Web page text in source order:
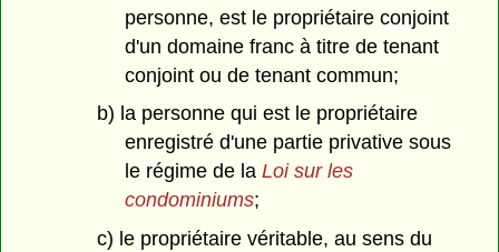
personne, est le propriétaire conjoint
d'un domaine franc à titre de tenant
conjoint ou de tenant commun;
b) la personne qui est le propriétaire
enregistré d'une partie privative sous
le régime de la Loi sur les
condominiums;
c) le propriétaire véritable, au sens du